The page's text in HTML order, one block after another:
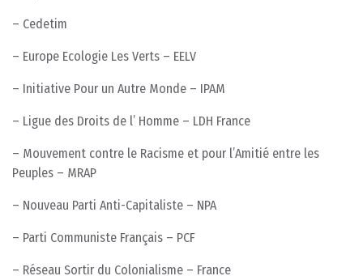
– Cedetim
– Europe Ecologie Les Verts – EELV
– Initiative Pour un Autre Monde – IPAM
– Ligue des Droits de l’ Homme – LDH France
– Mouvement contre le Racisme et pour l’Amitié entre les
Peuples – MRAP
– Nouveau Parti Anti-Capitaliste – NPA
– Parti Communiste Français – PCF
– Réseau Sortir du Colonialisme – France